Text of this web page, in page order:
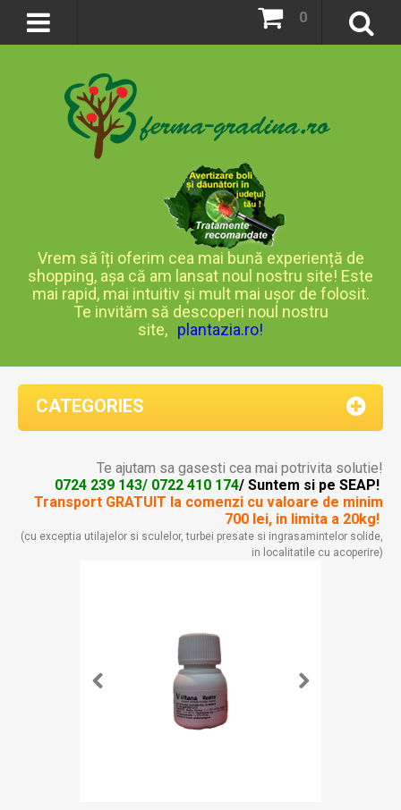
0
Vrem să îți oferim cea mai bună experiență de
shopping, așa că am lansat noul nostru site! Este
mai rapid, mai intuitiv și mult mai ușor de folosit.
Te invităm să descoperi noul nostru
site, plantazia.ro!
CATEGORIES
Te ajutam sa gasesti cea mai potrivita solutie!
0724 239 143/ 0722 410 174/ Suntem si pe SEAP!
Transport GRATUIT la comenzi cu valoare de minim
700 lei, in limita a 20kg!
(cu exceptia utilajelor si sculelor, turbei presate si ingrasamintelor solide,
in localitatile cu acoperire)